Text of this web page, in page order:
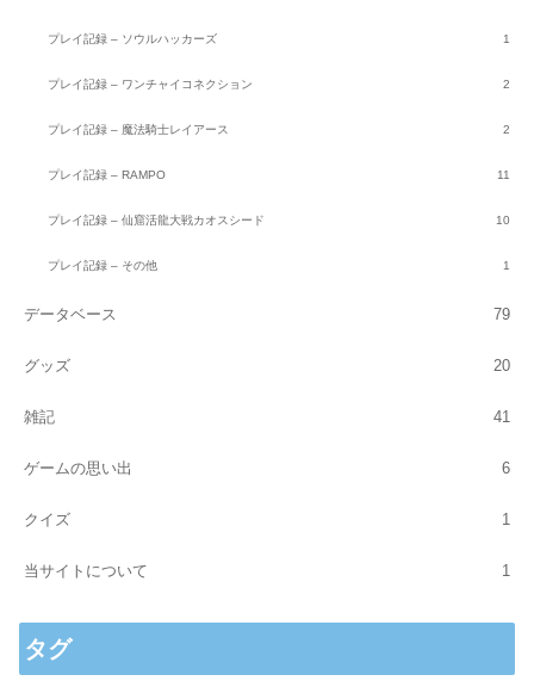
プレイ記録 – ソウルハッカーズ 1
プレイ記録 – ワンチャイコネクション 2
プレイ記録 – 魔法騎士レイアース 2
プレイ記録 – RAMPO 11
プレイ記録 – 仙窟活龍大戦カオスシード 10
プレイ記録 – その他 1
データベース 79
グッズ 20
雑記 41
ゲームの思い出 6
クイズ 1
当サイトについて 1
タグ